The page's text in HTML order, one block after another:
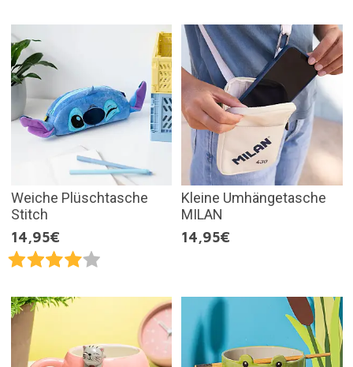
Weiche Plüschtasche
Stitch
14,95€
Kleine Umhängetasche
MILAN
14,95€